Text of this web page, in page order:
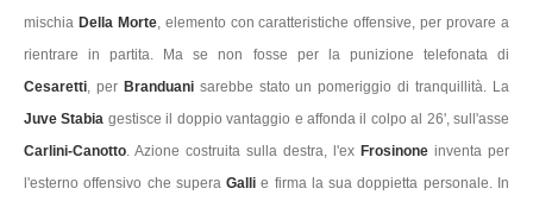
mischia Della Morte, elemento con caratteristiche offensive, per provare a
rientrare in partita. Ma se non fosse per la punizione telefonata di
Cesaretti , per Branduani sarebbe stato un pomeriggio di tranquillità. La
Juve Stabia gestisce il doppio vantaggio e affonda il colpo al 26', sull'asse
Carlini-Canotto . Azione costruita sulla destra, l'ex Frosinone inventa per
l'esterno offensivo che superaGallie firma la sua doppietta personale. In